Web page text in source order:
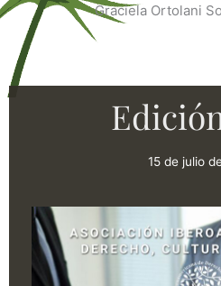
Graciela Ortolani
15 de julio